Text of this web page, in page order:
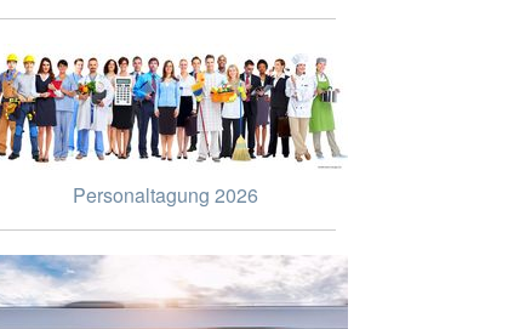
Personaltagung 2026